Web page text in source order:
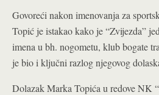
Govoreći nakon imenovanja za
Topić je istakao kako je “Zvijezda”
imena u bh. nogometu, klub bogate
je bio i ključni razlog njegovog
Dolazak Marka Topića u redove NK